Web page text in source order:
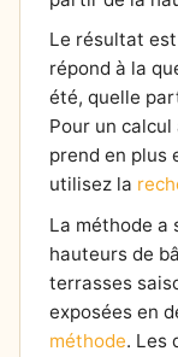
Le résultat
répond à la
été, quelle
Pour un
prend en plus
utilisez la
La méthode a
hauteurs de
terrasses
exposées en
méthode. Les